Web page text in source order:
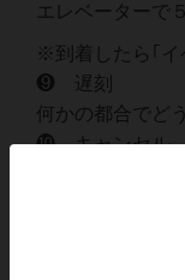
エレベーターで
※到着したら｢イ
❾ 遅刻
何かの都合でど
❿ キャンセル
ご都合が悪く
大雨・台風・